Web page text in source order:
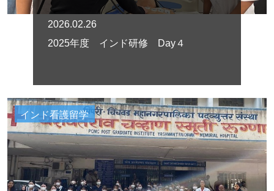
2026.02.26
2025年度 インド研修 Day４
インド看護留学